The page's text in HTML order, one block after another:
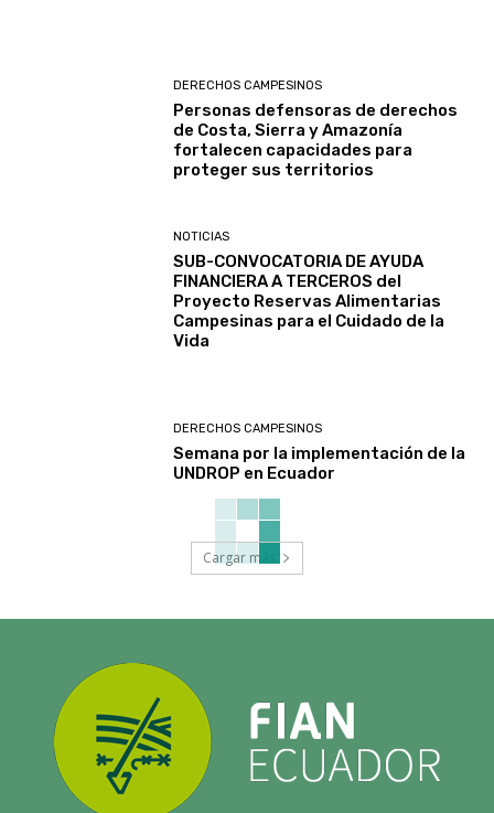
DERECHOS CAMPESINOS
Personas defensoras de derechos
de Costa, Sierra y Amazonía
fortalecen capacidades para
proteger sus territorios
NOTICIAS
SUB-CONVOCATORIA DE AYUDA
FINANCIERA A TERCEROS del
Proyecto Reservas Alimentarias
Campesinas para el Cuidado de la
Vida
DERECHOS CAMPESINOS
Semana por la implementación de la
UNDROP en Ecuador
Cargar más